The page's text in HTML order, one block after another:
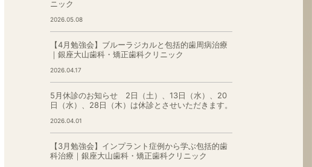
ニック
2026.05.08
【4月勉強会】ブルーラジカルと包括的歯周病治療
｜銀座大山歯科・矯正歯科クリニック
2026.04.17
5月休診のお知らせ 2日（土）、13日（水）、20
日（水）、28日（木）は休診とさせいただきます。
2026.04.01
【3月勉強会】インプラント症例から学ぶ包括的歯
科治療｜銀座大山歯科・矯正歯科クリニック